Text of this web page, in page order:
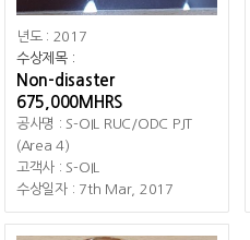
년도: 2017
수상제목:
Non-disaster
675,000MHRS
공사명 : S-OIL RUC/ODC PJT
(Area 4)
고객사 : S-OIL
수상일자: 7th Mar, 2017